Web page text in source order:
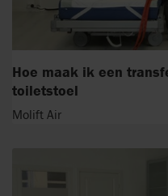
Hoe maak ik een
toiletstoel
Molift Air